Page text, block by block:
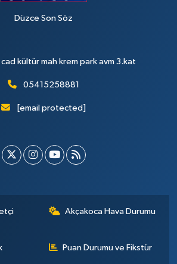
Düzce Son Söz
kültür mah krem park avm 3.kat
05415258881
[email protected]
Akçakoca Hava Durumu
Puan Durumu ve Fikstür